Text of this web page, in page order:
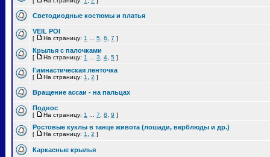
Cветодиодные костюмы и платья
VEIL POI
[ На страницу: 1 5 6 7 ]
Крылья с палочками
[ На страницу: 1 3 4 5 ]
Гимнастическая ленточка
[ На страницу: 1 2 ]
Вращение ассаи - на пальцах
Поднос
[ На страницу: 1 7 8 9 ]
Ростовые куклы в танце живота (лошади, верблюды и др.)
[ На страницу: 1 2 ]
Каркасные крылья